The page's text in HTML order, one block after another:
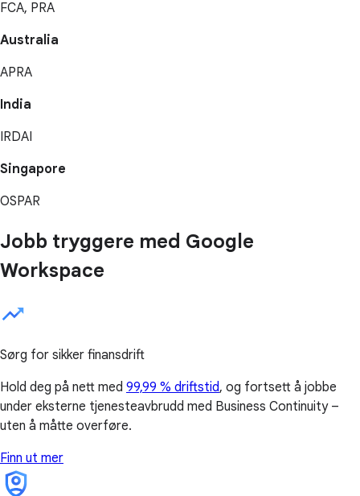
FCA, PRA
Australia
APRA
India
IRDAI
Singapore
OSPAR
Jobb tryggere med Google
Workspace
Sørg for sikker finansdrift
Hold deg på nett med 99,99 % driftstid, og fortsett å jobbe
under eksterne tjenesteavbrudd med Business Continuity –
uten å måtte overføre.
Finn ut mer